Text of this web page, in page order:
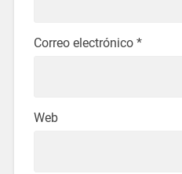
Correo electrónico *
Web